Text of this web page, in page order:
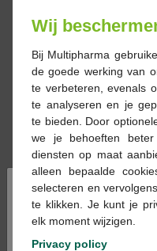
stand houden van een
helpt het
van witte bloedcellen,
bevorderen. Deze cellen
en bestrijden van
voedingsmiddelen zoals
zaden, advocado's en
Onze
aan Lage
Wij
Bij Multipharma
de goede werking van
te verbeteren, evenals
te analyseren en je
te bieden. Door
we je behoeften
diensten op maat
alleen bepaalde
selecteren en
te klikken. Je kunt je
elk moment wijzigen.
Privacy policy